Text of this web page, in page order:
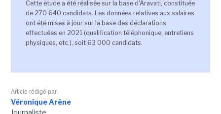
Cette étude a été réalisée sur la base d'Aravati, constituée
de 270 640 candidats. Les données relatives aux salaires
ont été mises à jour sur la base des déclarations
effectuées en 2021 (qualification téléphonique, entretiens
physiques, etc.), soit 63 000 candidats.
Article rédigé par
Véronique Arène